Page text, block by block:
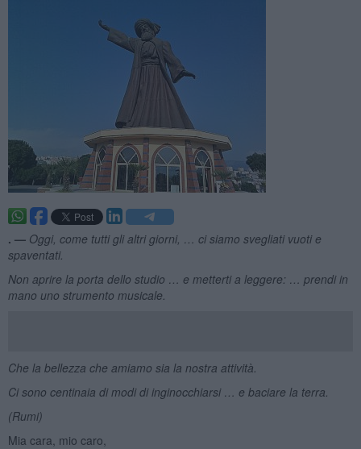
. — Oggi, come tutti gli altri giorni, … ci siamo svegliati vuoti e
spaventati.
Non aprire la porta dello studio … e metterti a leggere: … prendi in
mano uno strumento musicale.
Che la bellezza che amiamo sia la nostra attività.
Ci sono centinaia di modi di inginocchiarsi … e baciare la terra.
(Rumi)
Mia cara, mio caro,